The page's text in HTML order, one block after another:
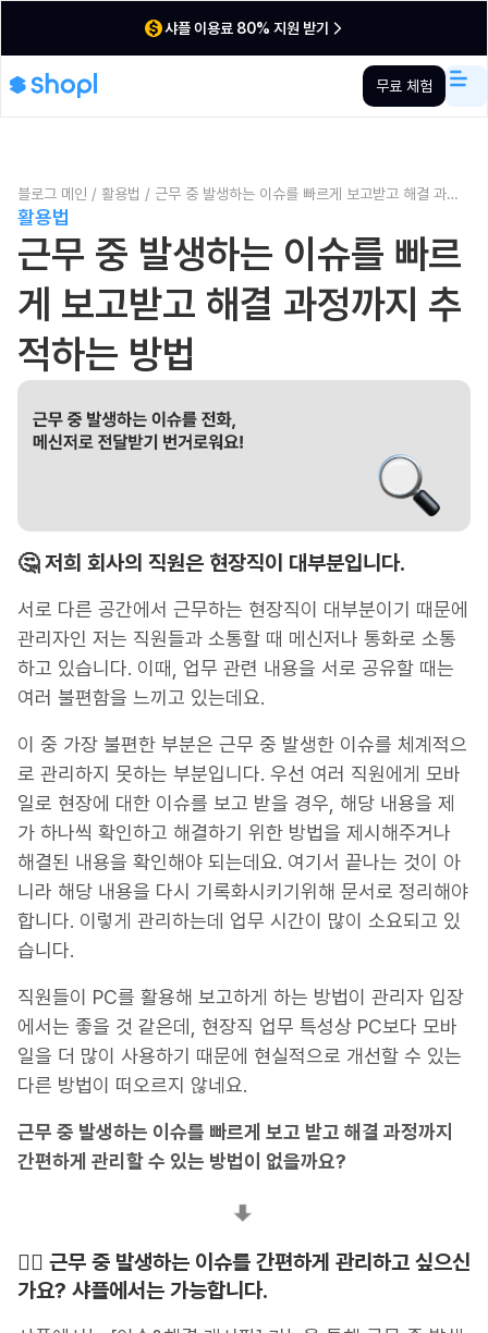
샤플 이용료 80% 지원 받기
무료 체험
블로그 메인 / 활용법 / 근무 중 발생하는 이슈를 빠르게 보고받고 해결 과정
활용법
근무 중 발생하는 이슈를 빠르
게 보고받고 해결 과정까지 추
적하는 방법
🤔 저희 회사의 직원은 현장직이 대부분입니다.
서로 다른 공간에서 근무하는 현장직이 대부분이기 때문에
관리자인 저는 직원들과 소통할 때 메신저나 통화로 소통
하고 있습니다. 이때, 업무 관련 내용을 서로 공유할 때는
여러 불편함을 느끼고 있는데요.
이 중 가장 불편한 부분은 근무 중 발생한 이슈를 체계적으
로 관리하지 못하는 부분입니다. 우선 여러 직원에게 모바
일로 현장에 대한 이슈를 보고 받을 경우, 해당 내용을 제
가 하나씩 확인하고 해결하기 위한 방법을 제시해주거나
해결된 내용을 확인해야 되는데요. 여기서 끝나는 것이 아
니라 해당 내용을 다시 기록화시키기위해 문서로 정리해야
합니다. 이렇게 관리하는데 업무 시간이 많이 소요되고 있
습니다.
직원들이 PC를 활용해 보고하게 하는 방법이 관리자 입장
에서는 좋을 것 같은데, 현장직 업무 특성상 PC보다 모바
일을 더 많이 사용하기 때문에 현실적으로 개선할 수 있는
다른 방법이 떠오르지 않네요.
근무 중 발생하는 이슈를 빠르게 보고 받고 해결 과정까지
간편하게 관리할 수 있는 방법이 없을까요?
💁‍♀️ 근무 중 발생하는 이슈를 간편하게 관리하고 싶으신
가요? 샤플에서는 가능합니다.